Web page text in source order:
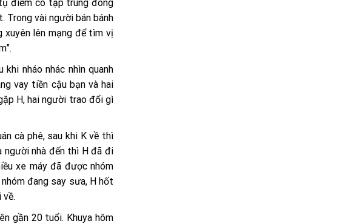
điểm có tập trung đông
Trong vài người bán bánh
xuyên lên mạng để tìm vị
nháo nhác nhìn quanh
vay tiền cậu bạn và hai
H, hai người trao đổi gì
cà phê, sau khi K về thì
người nhà đến thì H đã đi
xe máy đã được nhóm
đang say sưa, H hốt
về.
gần 20 tuổi. Khuya hôm